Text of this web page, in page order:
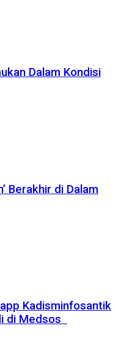
Dalam Kondisi
Berakhir di Dalam
Kadisminfosantik
di Medsos